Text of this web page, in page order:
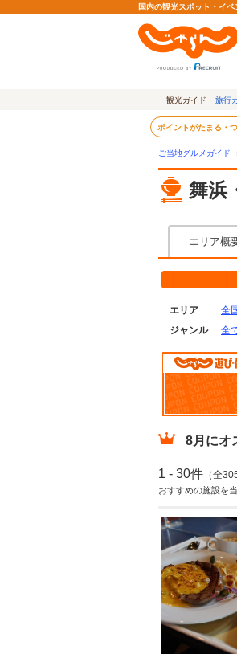
国内の観光スポット・イ
観光ガイド 旅行
ポイントがたまる・
ご当地グルメガイド
舞浜
エリア概
エリア 全
ジャンル
全
8月 にオ
1 - 30件 （全
おすすめの施設を